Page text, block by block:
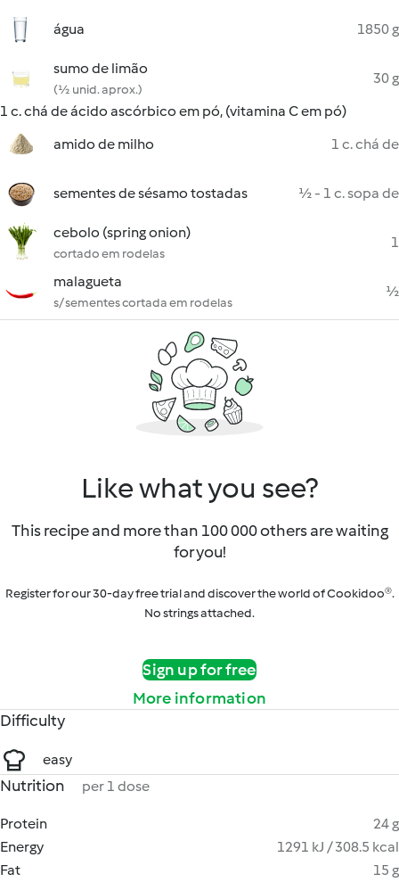
água 1850 g
sumo de limão
(½ unid. aprox.)
30 g
1 c. chá de ácido ascórbico em pó, (vitamina C em pó)
amido de milho
1 c. chá de
sementes de sésamo tostadas ½ - 1 c. sopa de
cebolo (spring onion)
cortado em rodelas
1
malagueta
s/ sementes cortada em rodelas
½
Like what you see?
This recipe and more than 100 000 others are waiting
for you!
Register for our 30-day free trial and discover the world of Cookidoo®.
No strings attached.
Sign up for free
More information
Difficulty
easy
Nutrition per 1 dose
Protein
24 g
Energy
1291 kJ / 308.5 kcal
Fat
15 g